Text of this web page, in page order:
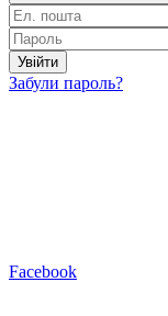
Увійти
Забули пароль?
Facebook